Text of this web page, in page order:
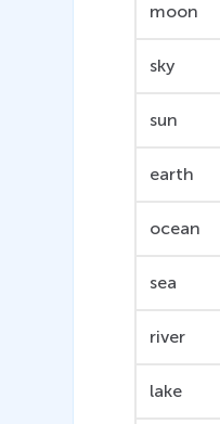
moon
sky
sun
earth
ocean
sea
river
lake